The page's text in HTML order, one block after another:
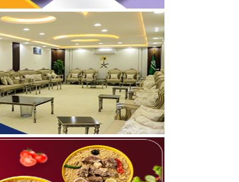
04/08/2026بالصور.. علي بن
06/08/2026أرباح أسمنت الشمالية 31.1 مليون ريال (+48%) بنهاية النصف الأول 2026.. وأرباح